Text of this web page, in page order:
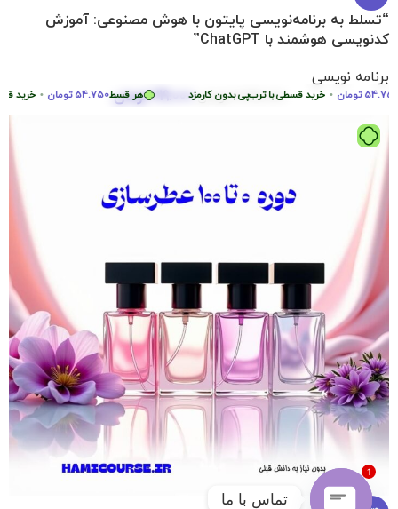
هر قسط54.750تومان • خرید قسطی تومان • خرید قسطی با ترب‌پی بدون کارمزد
“تسلط به برنامه‌نویسی پایتون با هوش مصنوعی: آموزش
کدنویسی هوشمند با ChatGPT”
برنامه نویسی
2.290.000 تومان 219.000 تومان
تماس با ما
1